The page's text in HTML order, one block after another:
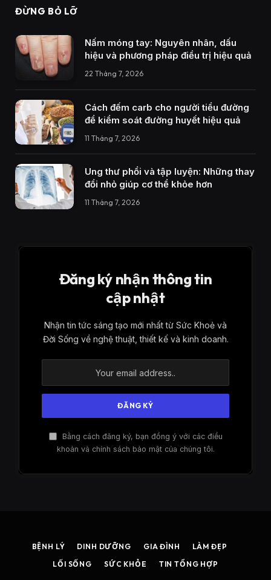
ĐỪNG BỎ LỠ
Nấm móng tay: Nguyên nhân, dấu
hiệu và phương pháp điều trị hiệu quả
22 Tháng 7, 2026
Cách đếm carb cho người tiểu đường
để kiểm soát đường huyết hiệu quả
11 Tháng 7, 2026
Ung thư phổi và tập luyện: Những thay
đổi nhỏ giúp cơ thể khỏe hơn
11 Tháng 7, 2026
Đăng ký nhận thông tin
cập nhật
Nhận tin tức sáng tạo mới nhất từ ​​Sức Khoẻ và
Đời Sống về nghệ thuật, thiết kế và kinh doanh.
Bằng cách đăng ký, bạn đồng ý với các điều
khoản và chính sách bảo mật của chúng tôi.
BỆNH LÝ DINH DƯỠNG GIA ĐÌNH
LÀM ĐẸP
LỐI SỐNG
SỨC KHỎE TIN TỔNG HỢP